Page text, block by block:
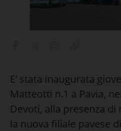
E’ stata inaugurata
Matteotti n.1 a Pavia,
Devoti, alla presenza
la nuova filiale pavese